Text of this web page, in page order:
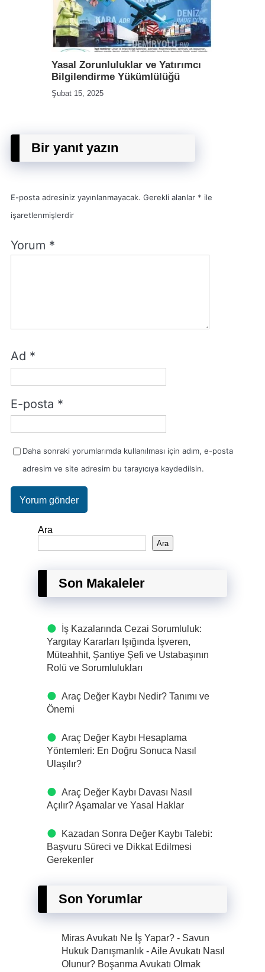
Yasal Zorunluluklar ve Yatırımcı
Bilgilendirme Yükümlülüğü
Şubat 15, 2025
Bir yanıt yazın
E-posta adresiniz yayınlanmayacak. Gerekli alanlar * ile
işaretlenmişlerdir
Yorum *
Ad *
E-posta *
Daha sonraki yorumlarımda kullanılması için adım, e-posta
adresim ve site adresim bu tarayıcıya kaydedilsin.
Ara
Ara
Son Makaleler
İş Kazalarında Cezai Sorumluluk:
Yargıtay Kararları Işığında İşveren,
Müteahhit, Şantiye Şefi ve Ustabaşının
Rolü ve Sorumlulukları
Araç Değer Kaybı Nedir? Tanımı ve
Önemi
Araç Değer Kaybı Hesaplama
Yöntemleri: En Doğru Sonuca Nasıl
Ulaşılır?
Araç Değer Kaybı Davası Nasıl
Açılır? Aşamalar ve Yasal Haklar
Kazadan Sonra Değer Kaybı Talebi:
Başvuru Süreci ve Dikkat Edilmesi
Gerekenler
Son Yorumlar
Miras Avukatı Ne İş Yapar? - Savun
Hukuk Danışmanlık -Aile Avukatı Nasıl
Olunur? Boşanma Avukatı Olmak